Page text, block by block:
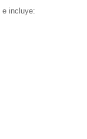
, e incluye: